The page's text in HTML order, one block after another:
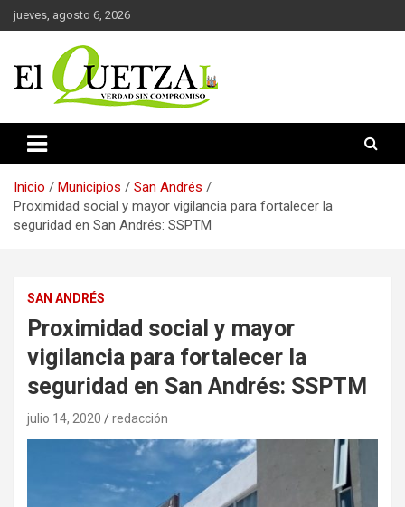
Saltar
al
jueves, agosto 6, 2026
El Quetzal de Cholula
Inicio Municipios
San Andrés
Proximidad social y mayor vigilancia para fortalecer la
seguridad en San Andrés: SSPTM
SAN ANDRÉS
Proximidad social y mayor
vigilancia para fortalecer la
seguridad en San Andrés: SSPTM
julio 14, 2020 redacción